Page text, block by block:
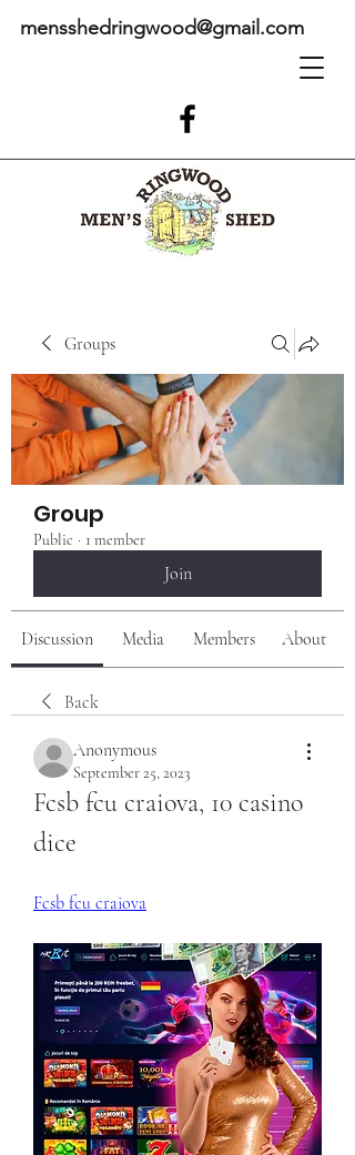
mensshedringwood@gmail.com
Groups
Group
Public · 1 member
Join
Discussion Media Members About
Back
Anonymous
September 25, 2023
Fcsb fcu craiova, 10 casino
dice
Fcsb fcu craiova